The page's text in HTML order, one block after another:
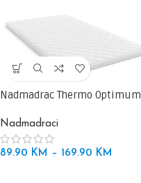
Nadmadrac Thermo Optimum
Nadmadraci
89.90 KM – 169.90 KM